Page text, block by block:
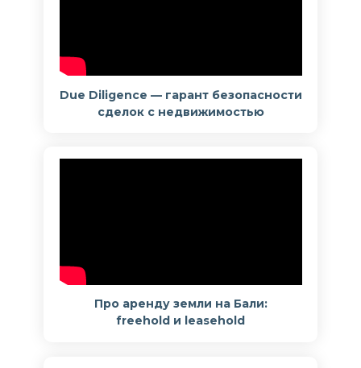
Про аренду земли на Бали:
freehold и leasehold
Due Diligence — гарант безопасности
сделок с недвижимостью